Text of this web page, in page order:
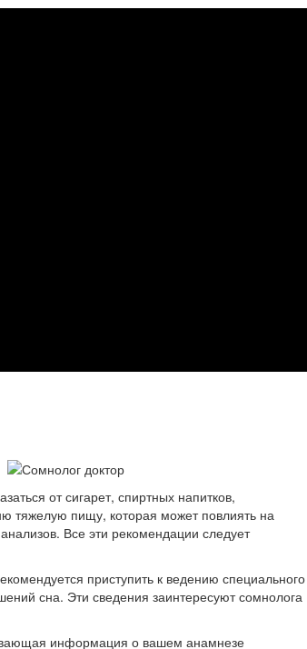
от сигарет, спиртных напитков,
тяжелую пищу, которая может повлиять на
Все эти рекомендации следует
приступить к ведению специального
сна. Эти сведения заинтересуют сомнолога
информация о вашем анамнезе